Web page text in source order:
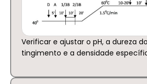
Verificar e ajustar o pH, a dureza
tingimento e a densidade